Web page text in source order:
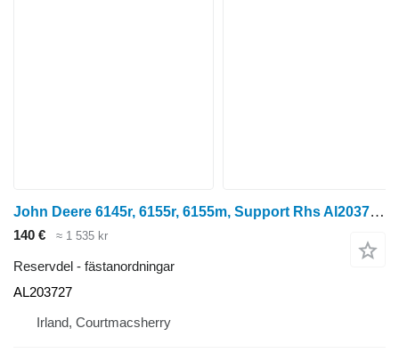
John Deere 6145r, 6155r, 6155m, Support Rhs Al203727 AL203727 till 6145R hjultraktor
140 € ≈ 1 535 kr
Reservdel - fästanordningar
AL203727
Irland, Courtmacsherry